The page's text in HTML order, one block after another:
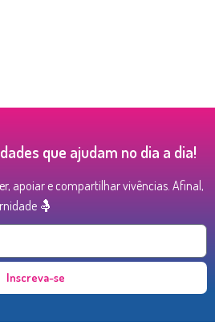
que ajudam no dia a dia!
apoiar e compartilhar vivências. Afinal,
🤱
Inscreva-se